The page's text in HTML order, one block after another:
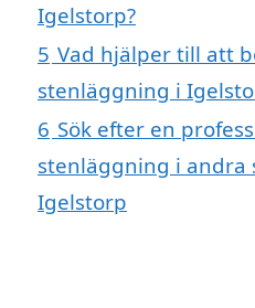
Igelstorp?
5 Vad hjälper till att
stenläggning i
6 Sök efter en
stenläggning i andra
Igelstorp